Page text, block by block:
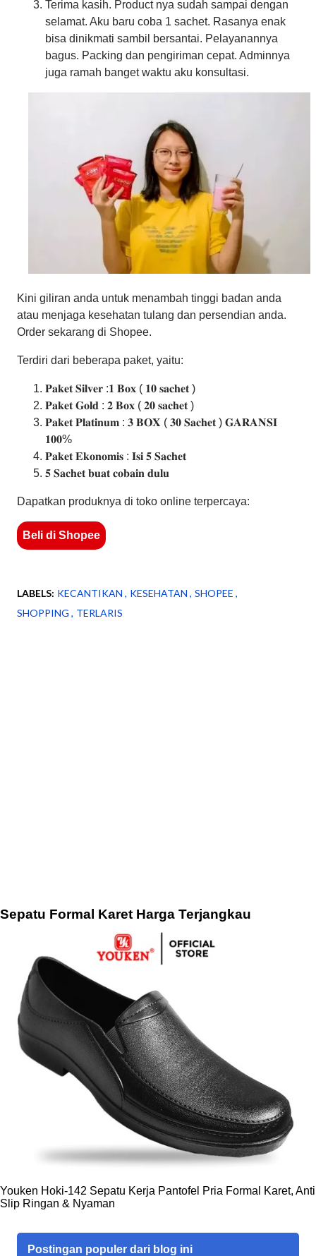
Terima kasih. Product nya sudah sampai dengan
selamat. Aku baru coba 1 sachet. Rasanya enak
bisa dinikmati sambil bersantai. Pelayanannya
bagus. Packing dan pengiriman cepat. Adminnya
juga ramah banget waktu aku konsultasi.
Kini giliran anda untuk menambah tinggi badan anda
atau menjaga kesehatan tulang dan persendian anda.
Order sekarang di Shopee.
Terdiri dari beberapa paket, yaitu:
𝐏𝐚𝐤𝐞𝐭 𝐒𝐢𝐥𝐯𝐞𝐫 :𝟏 𝐁𝐨𝐱 ( 𝟏𝟎 𝐬𝐚𝐜𝐡𝐞𝐭 )
𝐏𝐚𝐤𝐞𝐭 𝐆𝐨𝐥𝐝 : 𝟐 𝐁𝐨𝐱 ( 𝟐𝟎 𝐬𝐚𝐜𝐡𝐞𝐭 )
𝐏𝐚𝐤𝐞𝐭 𝐏𝐥𝐚𝐭𝐢𝐧𝐮𝐦 : 𝟑 𝐁𝐎𝐗 ( 𝟑𝟎 𝐒𝐚𝐜𝐡𝐞𝐭 ) 𝐆𝐀𝐑𝐀𝐍𝐒𝐈
𝟏𝟎𝟎%
𝐏𝐚𝐤𝐞𝐭 𝐄𝐤𝐨𝐧𝐨𝐦𝐢𝐬 : 𝐈𝐬𝐢 𝟓 𝐒𝐚𝐜𝐡𝐞𝐭
𝟓 𝐒𝐚𝐜𝐡𝐞𝐭 𝐛𝐮𝐚𝐭 𝐜𝐨𝐛𝐚𝐢𝐧 𝐝𝐮𝐥𝐮
Dapatkan produknya di toko online terpercaya:
Beli di Shopee
LABELS: KECANTIKAN KESEHATAN
SHOPEE
SHOPPING
TERLARIS
Sepatu Formal Karet Harga Terjangkau
Youken Hoki-142 Sepatu Kerja Pantofel Pria Formal Karet, Anti
Slip Ringan & Nyaman
Postingan populer dari blog ini